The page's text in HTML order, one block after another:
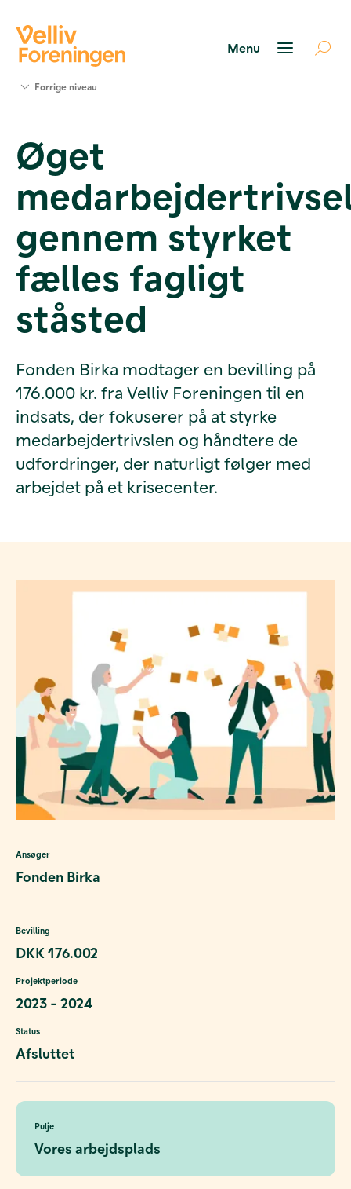
Værktøjer
og viden
Foreningen
os
Forrige niveau
Øget
gennem styrket
fælles fagligt
ståsted
Fonden Birka modtager en bevilling på
176.000 kr. fra Velliv Foreningen til en
indsats, der fokuserer på at styrke
medarbejdertrivslen og håndtere de
udfordringer, der naturligt følger med
arbejdet på et krisecenter.
Ansøger
Fonden Birka
Bevilling
DKK 176.002
Projektperiode
2023 - 2024
Status
Afsluttet
Pulje
Vores arbejdsplads